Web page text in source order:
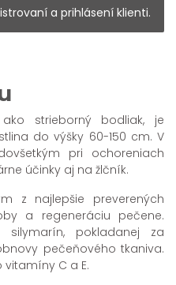
a prihlásení klienti.
strieborný bodliak, je
do výšky 60-150 cm. V
pri ochoreniach
účinky aj na žlčník.
z najlepšie preverených
a regeneráciu pečene.
pokladanej za
pečeňového tkaniva.
vitamíny C a E.